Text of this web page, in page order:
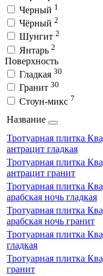
Черный 1
Чёрный 2
Шунгит 2
Янтарь 2
Поверхность
Гладкая 30
Гранит 30
Стоун-микс 7
Название
Тротуарная плитка
антрацит гладкая
Тротуарная плитка
антрацит гранит
Тротуарная плитка
арабская ночь гладкая
Тротуарная плитка
арабская ночь гранит
Тротуарная плитка
гладкая
Тротуарная плитка
гранит